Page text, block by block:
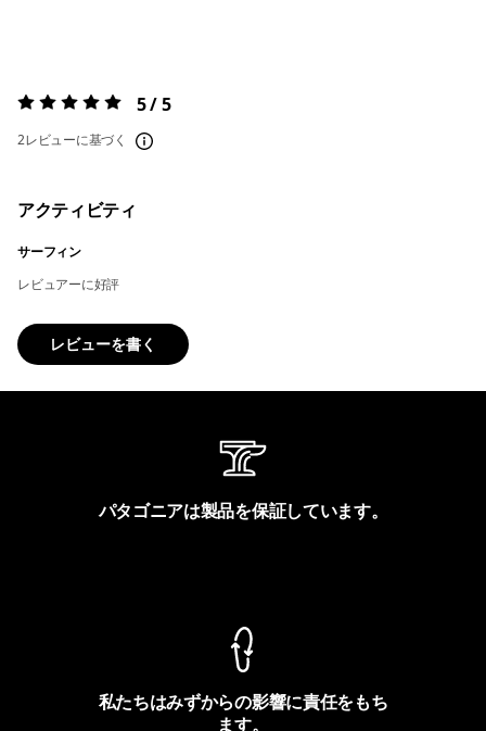
評価:5 / 5 5 / 5
2レビューに基づく
アクティビティ
サーフィン
レビュアーに好評
レビューを書く
パタゴニアは製品を保証しています。
私たちはみずからの影響に責任をもち
ます。